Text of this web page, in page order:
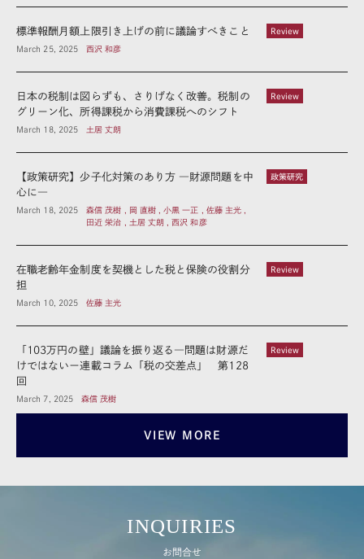
Review
標準報酬月額上限引き上げの前に議論すべきこと
March 25, 2025 西沢 和彦
Review
日本の税制は図らずも、さりげなく改善。税制の
グリーン化、所得課税から消費課税へのシフト
March 18, 2025 土居 丈朗
政策研究
【政策研究】少子化対策のあり方 ―財源問題を中
心に―
March 18, 2025
森信 茂樹 , 岡 直樹 , 小黒 一正 , 佐藤 主光 ,
田近 栄治 , 土居 丈朗 , 西沢 和彦
Review
在職老齢年金制度を契機とした税と保険の役割分
担
March 10, 2025 佐藤 主光
Review
「103万円の壁」議論を振り返る―問題は財源だ
けではないー連載コラム「税の交差点」 第128
回
March 7, 2025 森信 茂樹
VIEW MORE
INQUIRIES
お問合せ